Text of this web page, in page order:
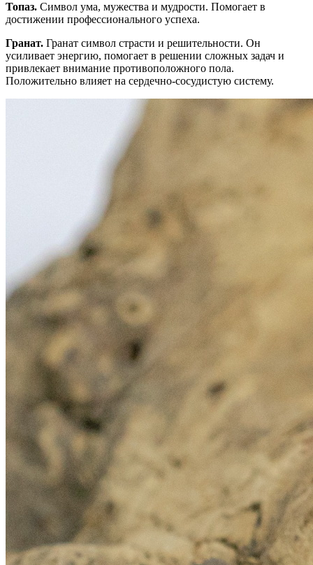
Топаз. Символ ума, мужества и мудрости. Помогает в
достижении профессионального успеха.
Гранат. Гранат символ страсти и решительности. Он
усиливает энергию, помогает в решении сложных задач и
привлекает внимание противоположного пола.
Положительно влияет на сердечно-сосудистую систему.